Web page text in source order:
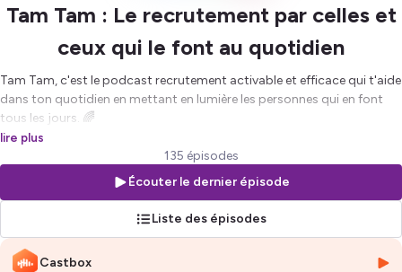
Tam Tam : Le recrutement par celles et
ceux qui le font au quotidien
Tam Tam, c'est le podcast recrutement activable et efficace qui t'aide
dans ton quotidien en mettant en lumière les personnes qui en font
tous les jours. 🌈
Dans ce podcast, tu trouveras dans chaque épisode un thème traité
de A à Z avec un·e invité·e que tu n'auras jamais entendu aileurs. 😉
Les 2 promesses que je te fais : 1/ Un contenu activable et court 2/ Des
Avec Tam Tam, on sort du cadre, on répartit la parole ! 💪
lire plus
135 épisodes
Écouter le dernier épisode
Liste des épisodes
Castbox